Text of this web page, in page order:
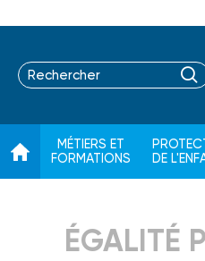
MÉTIERS ET
FORMATIONS
DE
ÉGALITÉ